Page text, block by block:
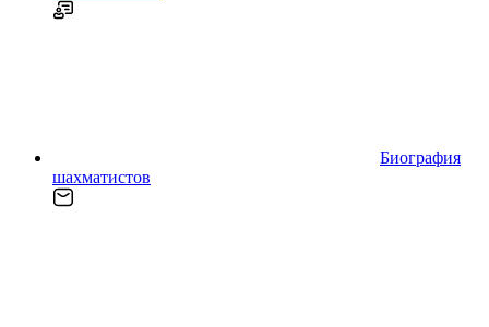
Биография
шахматистов